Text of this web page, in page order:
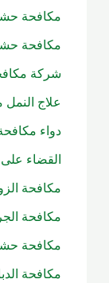
مكافحة
مكافحة
شركة
علاج النمل
دواء
القضاء
مكافحة
مكافحة
مكافحة
مكافحة